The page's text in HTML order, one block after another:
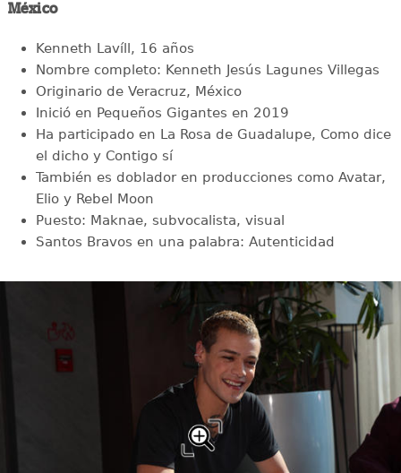
México
Kenneth Lavíll, 16 años
Nombre completo: Kenneth Jesús Lagunes Villegas
Originario de Veracruz, México
Inició en Pequeños Gigantes en 2019
Ha participado en La Rosa de Guadalupe, Como dice
el dicho y Contigo sí
También es doblador en producciones como Avatar,
Elio y Rebel Moon
Puesto: Maknae, subvocalista, visual
Santos Bravos en una palabra: Autenticidad